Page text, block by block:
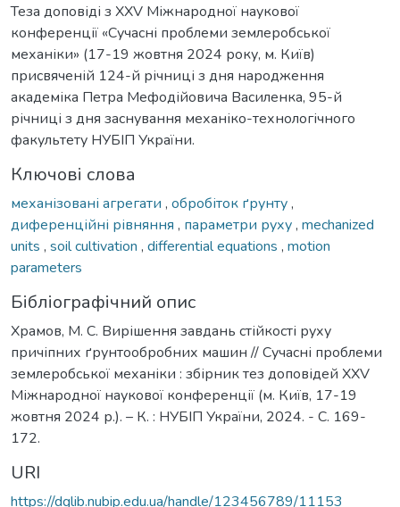
Теза доповіді з XXV Міжнародної наукової
конференції «Сучасні проблеми землеробської
механіки» (17-19 жовтня 2024 року, м. Київ)
присвяченій 124-й річниці з дня народження
академіка Петра Мефодійовича Василенка, 95-й
річниці з дня заснування механіко-технологічного
факультету НУБІП України.
Ключові слова
механізовані агрегати , обробіток ґрунту,
диференційні рівняння , параметри руху, mechanized
units , soil cultivation , differential equations , motion
parameters
Бібліографічний опис
Храмов, М. С. Вирішення завдань стійкості руху
причіпних ґрунтообробних машин // Сучасні проблеми
землеробської механіки : збірник тез доповідей XXV
Міжнародної наукової конференції (м. Київ, 17-19
жовтня 2024 р.). – К. : НУБІП України, 2024. - С. 169-
172.
URI
https://dglib.nubip.edu.ua/handle/123456789/11153